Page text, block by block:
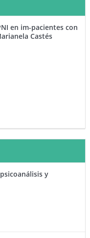
en im-pacientes con
Castés
y